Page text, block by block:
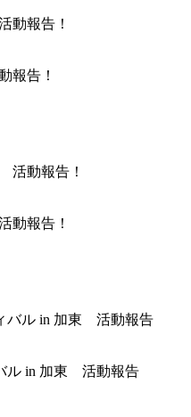
報告！
動報告！
ル in 加東 活動報告